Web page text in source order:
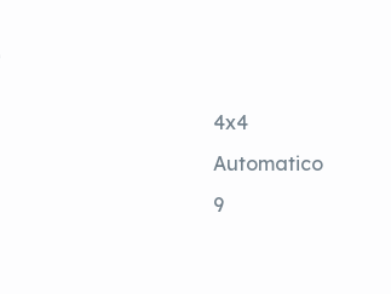
4x4
Automatico
9